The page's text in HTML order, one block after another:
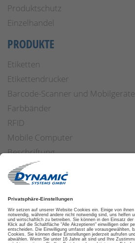
Produktschutz
Einzelhandel
PRODUKTE
Etiketten
Etikettendrucker
Barcode-Scanner und Mobilgeräte
Farbbänder
RFID
Mobile Computer
Beschriftung
Arbeitssicherheit
Applikatoren
Etiketten Software
ETIKETTENFINDER